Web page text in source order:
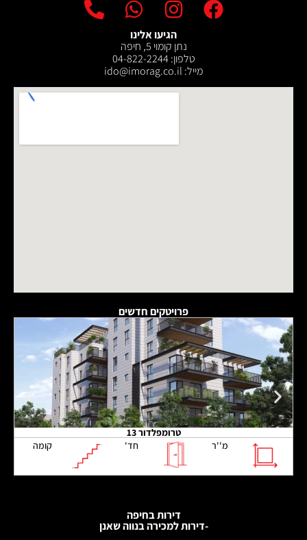
פרויטקים חדשים
טרומפלדור 13
מ''ר
חד' קומה
דירות בחיפה
-דירות למכירה בנווה שאנן
הגיעו אלינו
נתן קומוי 5, חיפה
טלפון: 04-822-2244
מייל: ‫ido@imorag.co.il